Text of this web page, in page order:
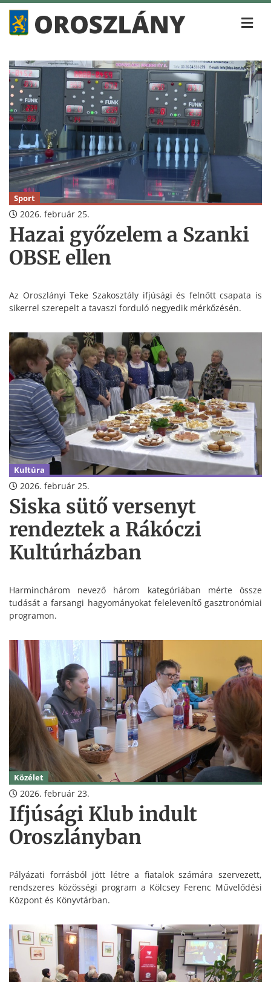
Sport
2026. február 25.
Hazai győzelem a Szanki
OBSE ellen
Az Oroszlányi Teke Szakosztály ifjúsági és felnőtt csapata is
sikerrel szerepelt a tavaszi forduló negyedik mérkőzésén.
Kultúra
2026. február 25.
Siska sütő versenyt
rendeztek a Rákóczi
Kultúrházban
Harminchárom nevező három kategóriában mérte össze
tudását a farsangi hagyományokat felelevenítő gasztronómiai
programon.
Közélet
2026. február 23.
Ifjúsági Klub indult
Oroszlányban
Pályázati forrásból jött létre a fiatalok számára szervezett,
rendszeres közösségi program a Kölcsey Ferenc Művelődési
Központ és Könyvtárban.